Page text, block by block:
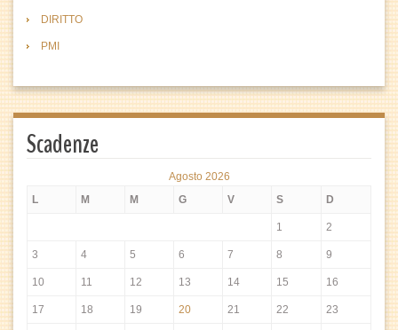
DIRITTO
PMI
Scadenze
Agosto 2026
L
M M G V S D
1 2
3 4 5 6 7 8 9
10 11 12 13 14 15 16
17 18 19 20 21 22 23